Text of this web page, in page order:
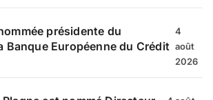
présidente du
Banque Européenne du Crédit
4
août
2026